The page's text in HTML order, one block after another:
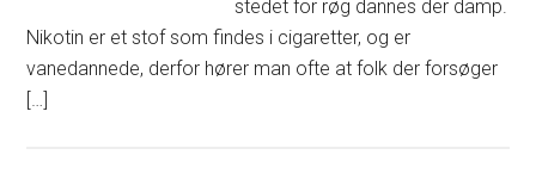
stedet for røg dannes der damp.
Nikotin er et stof som findes i cigaretter, og er
vanedannede, derfor hører man ofte at folk der forsøger
[…]